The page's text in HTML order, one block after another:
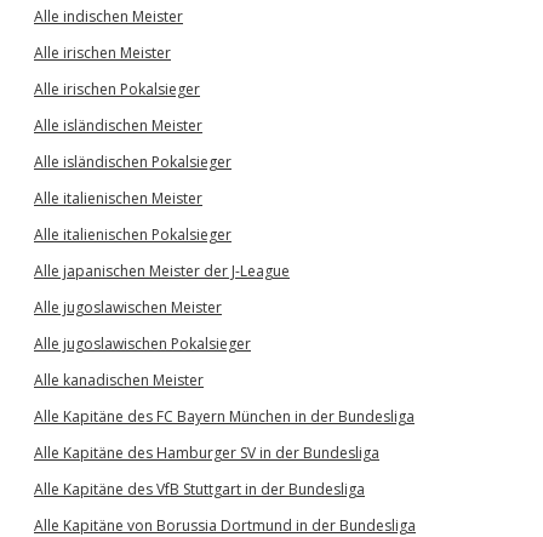
Alle indischen Meister
Alle irischen Meister
Alle irischen Pokalsieger
Alle isländischen Meister
Alle isländischen Pokalsieger
Alle italienischen Meister
Alle italienischen Pokalsieger
Alle japanischen Meister der J-League
Alle jugoslawischen Meister
Alle jugoslawischen Pokalsieger
Alle kanadischen Meister
Alle Kapitäne des FC Bayern München in der Bundesliga
Alle Kapitäne des Hamburger SV in der Bundesliga
Alle Kapitäne des VfB Stuttgart in der Bundesliga
Alle Kapitäne von Borussia Dortmund in der Bundesliga